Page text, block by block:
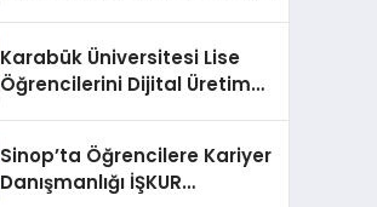
Karabük Üniversitesi Lise
Öğrencilerini Dijital Üretim
Sinop’ta Öğrencilere Kariyer
Danışmanlığı İŞKUR